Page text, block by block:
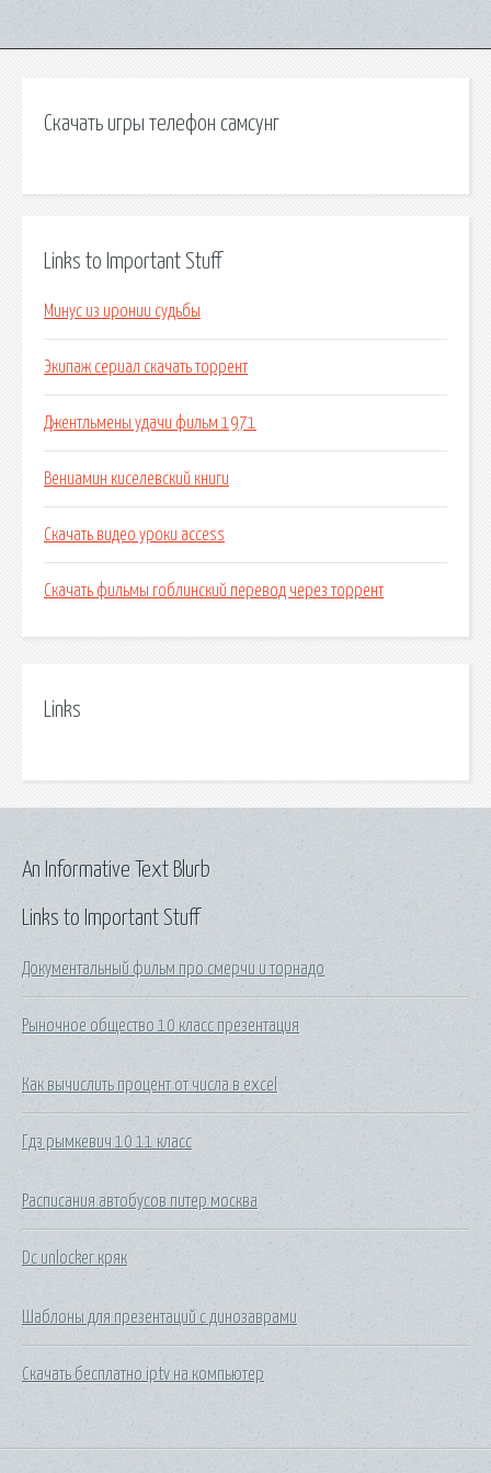
Скачать игры телефон самсунг
Links to Important Stuff
Минус из иронии судьбы
Экипаж сериал скачать торрент
Джентльмены удачи фильм 1971
Вениамин киселевский книги
Скачать видео уроки access
Скачать фильмы гоблинский перевод через торрент
Links
Links to Important Stuff
Документальный фильм про смерчи и торнадо
Рыночное общество 10 класс презентация
Как вычислить процент от числа в excel
Гдз рымкевич 10 11 класс
Расписания автобусов питер москва
Dc unlocker кряк
Шаблоны для презентаций с динозаврами
Скачать бесплатно iptv на компьютер
An Informative Text Blurb